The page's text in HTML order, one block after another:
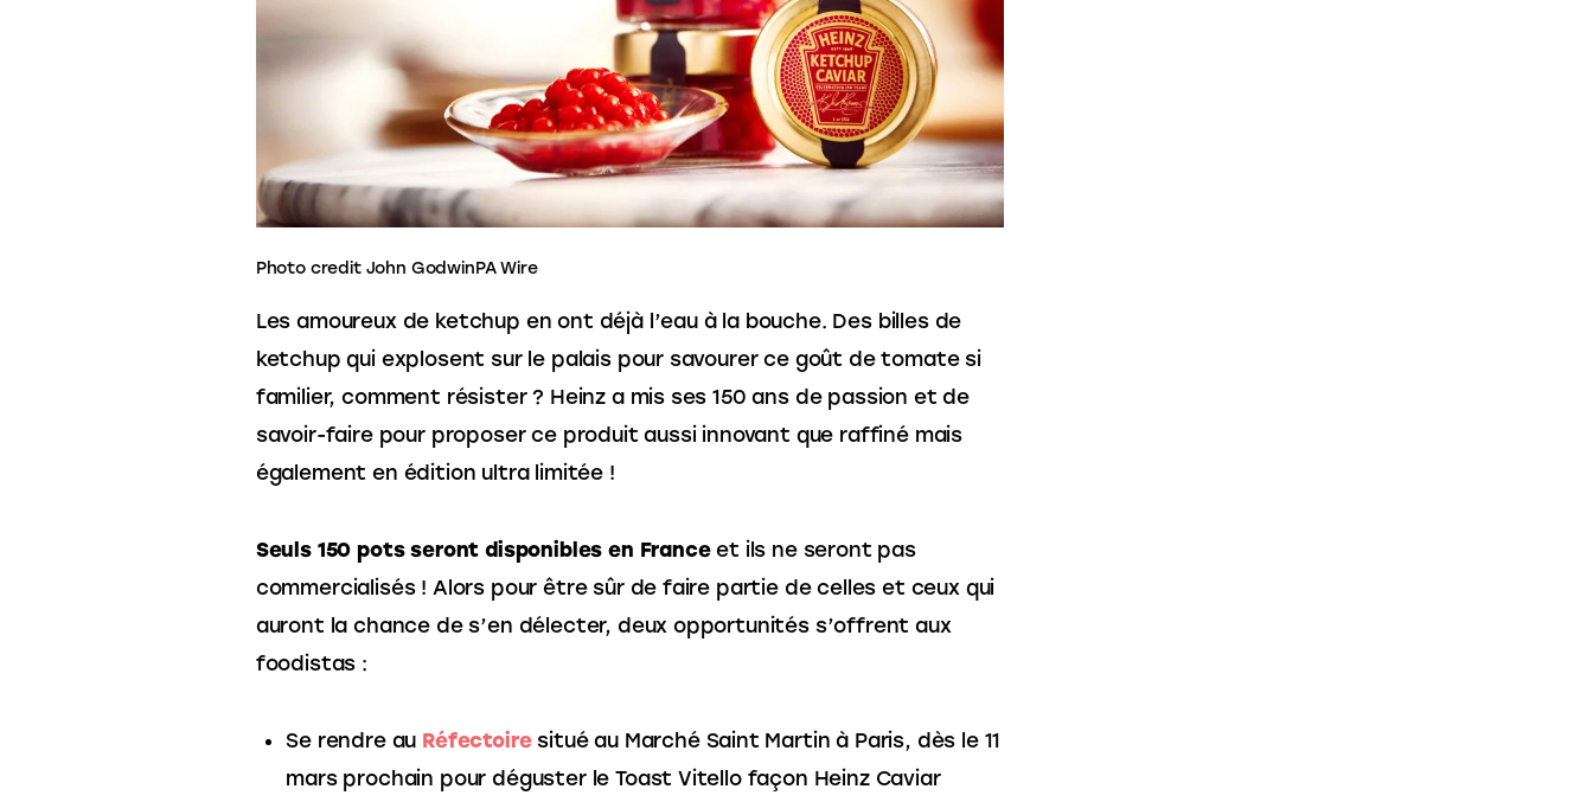
Photo credit John GodwinPA Wire
Les amoureux de ketchup en ont déjà l’eau à la bouche. Des billes de
ketchup qui explosent sur le palais pour savourer ce goût de tomate si
familier, comment résister ? Heinz a mis ses 150 ans de passion et de
savoir-faire pour proposer ce produit aussi innovant que raffiné mais
également en édition ultra limitée !
Seuls 150 pots seront disponibles en Franceet ils ne seront pas
commercialisés ! Alors pour être sûr de faire partie de celles et ceux qui
auront la chance de s’en délecter, deux opportunités s’offrent aux
foodistas :
Se rendre au Réfectoiresitué au Marché Saint Martin à Paris, dès le 11
mars prochain pour déguster le Toast Vitello façon Heinz Caviar